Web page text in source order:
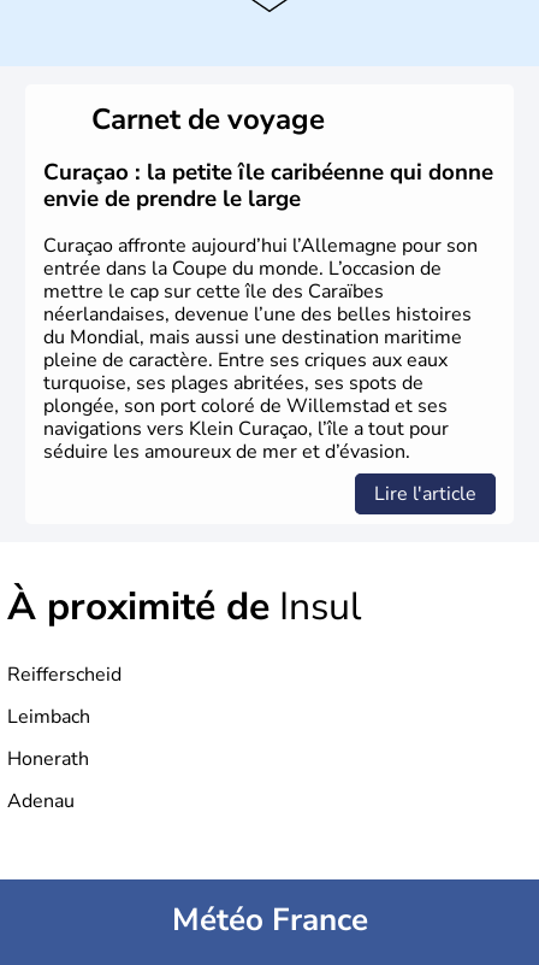
lesquelles bénéficient d'une grande autonomie. Le pays
peut se targuer de grands noms qu'il a vu naître dans tous
les domaines, des arts à la politique en passant par la
philosophie. Hertz, Gutenberg, Heidegger, Thomas Mann,
Herman Hesse ou bien Hegel en font partie.
Carnet de voyage
Curaçao : la petite île caribéenne qui donne
envie de prendre le large
Curaçao affronte aujourd’hui l’Allemagne pour son
entrée dans la Coupe du monde. L’occasion de
mettre le cap sur cette île des Caraïbes
néerlandaises, devenue l’une des belles histoires
du Mondial, mais aussi une destination maritime
pleine de caractère. Entre ses criques aux eaux
turquoise, ses plages abritées, ses spots de
plongée, son port coloré de Willemstad et ses
navigations vers Klein Curaçao, l’île a tout pour
séduire les amoureux de mer et d’évasion.
Lire l'article
À proximité de Insul
Reifferscheid
Leimbach
Honerath
Adenau
Météo France